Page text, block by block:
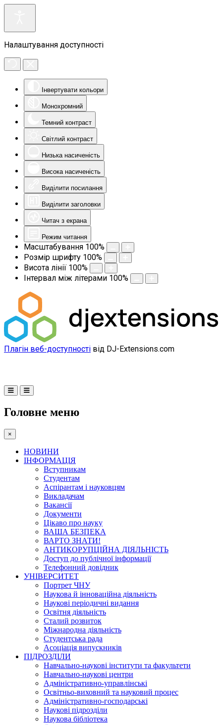
Налаштування доступності
Інвертувати кольори
Монохромний
Темний контраст
Світлий контраст
Низька насиченість
Висока насиченість
Виділити посилання
Виділити заголовки
Читач з екрана
Режим читання
Масштабування 100%
Розмір шрифту 100%
Висота лінії 100%
Інтервал між літерами 100%
Плагін веб-доступності від DJ-Extensions.com
Головне меню
×
НОВИНИ
ІНФОРМАЦІЯ
Вступникам
Студентам
Аспірантам і науковцям
Викладачам
Вакансії
Документи
Цікаво про науку
ВАША БЕЗПЕКА
ВАРТО ЗНАТИ!
АНТИКОРУПЦІЙНА ДІЯЛЬНІСТЬ
Доступ до публічної інформації
Телефонний довідник
УНІВЕРСИТЕТ
Портрет ЧНУ
Наукова й інноваційна діяльність
Наукові періодичні видання
Освітня діяльність
Сталий розвиток
Міжнародна діяльність
Студентська рада
Асоціація випускників
ПІДРОЗДІЛИ
Навчально-наукові інститути та факультети
Навчально-наукові центри
Адміністративно-управлінські
Освітньо-виховний та науковий процес
Адміністративно-господарські
Наукові підрозділи
Наукова бібліотека